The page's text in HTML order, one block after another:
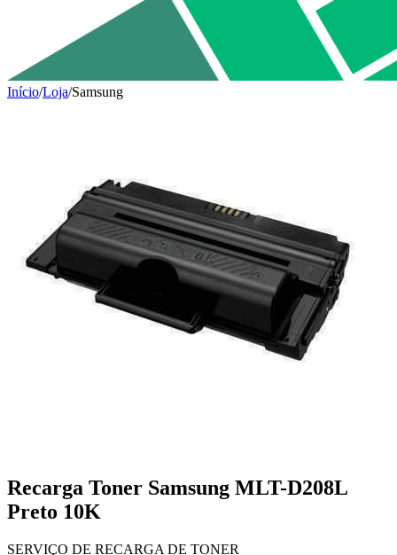
Início/Loja/Samsung
Recarga Toner Samsung MLT-D208L
Preto 10K
SERVIÇO DE RECARGA DE TONER